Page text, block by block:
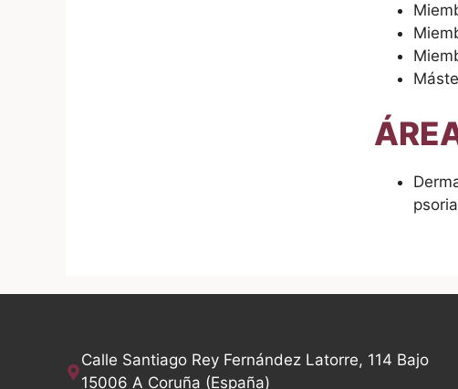
Calle Santiago Rey Fernández Latorre, 114 Bajo
15006 A Coruña (España)